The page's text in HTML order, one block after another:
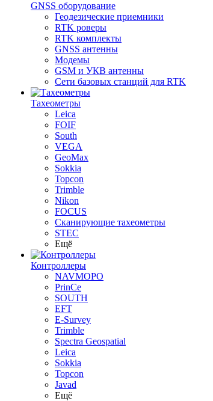
GNSS оборудование
Геодезические приемники
RTK роверы
RTK комплекты
GNSS антенны
Модемы
GSM и УКВ антенны
Сети базовых станций для RTK
Тахеометры
Leica
FOIF
South
VEGA
GeoMax
Sokkia
Topcon
Trimble
Nikon
FOCUS
Сканирующие тахеометры
STEC
Ещё
Контроллеры
NAVMOPO
PrinCe
SOUTH
EFT
E-Survey
Trimble
Spectra Geospatial
Leica
Sokkia
Topcon
Javad
Ещё